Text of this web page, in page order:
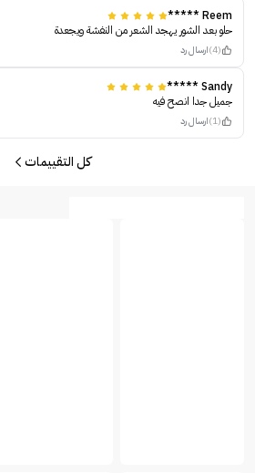
Reem *****
حلو بعد الشور يهجد الشعر من النفشة ويجعدة
(4) ارسال رد
Sandy *****
جميل جدا انصح فيه
(1) ارسال رد
كل التقييمات